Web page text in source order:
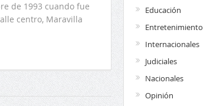
de 1993 cuando fue
centro, Maravilla
Educación
Entretenimiento
Internacionales
Judiciales
Nacionales
Opinión